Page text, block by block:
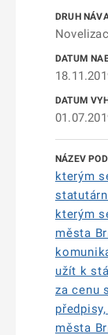
kterým
kterým
města
užít k
za cenu
města